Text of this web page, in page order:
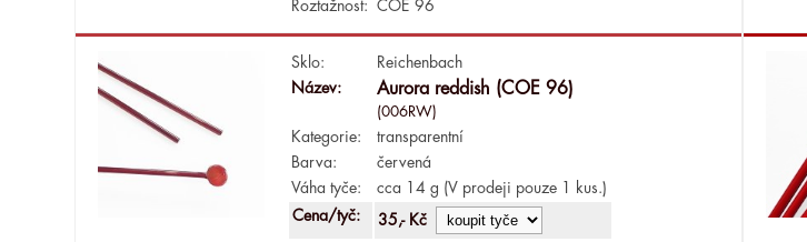
Roztažnost:
COE 96
Sklo:
Reichenbach
Název:
Aurora reddish (COE 96)
(006RW)
Kategorie:
transparentní
Barva:
červená
Váha tyče:
cca 14 g (V prodeji pouze 1 kus.)
Cena/tyč:
35,- Kč